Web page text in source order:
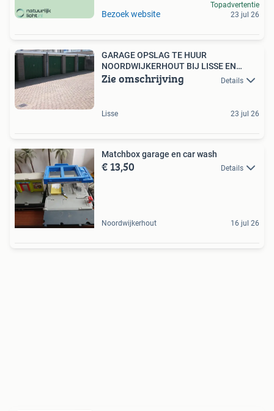
Bezoek website
Topadvertentie
23 jul 26
GARAGE OPSLAG TE HUUR
NOORDWIJKERHOUT BIJ LISSE EN
TEYLINGEN
Zie omschrijving Details
Lisse 23 jul 26
Matchbox garage en car wash
€ 13,50 Details
Noordwijkerhout 16 jul 26